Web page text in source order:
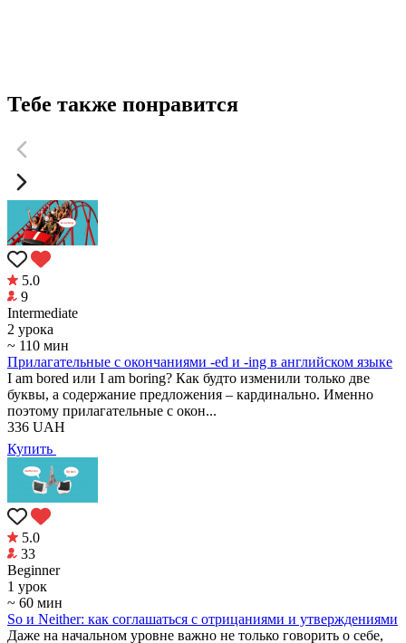
Тебе также понравится
5.0
9
Intermediate
2 урока
~ 110 мин
Прилагательные с окончаниями -ed и -ing в английском языке
I am bored или I am boring? Как будто изменили только две
буквы, а содержание предложения – кардинально. Именно
поэтому прилагательные с окон...
336 UAH
Купить
5.0
33
Beginner
1 урок
~ 60 мин
So и Neither: как соглашаться с отрицаниями и утверждениями
Даже на начальном уровне важно не только говорить о себе,